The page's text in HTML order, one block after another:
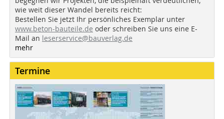
wie weit dieser Wandel bereits reicht:
Bestellen Sie jetzt Ihr persönliches Exemplar unter
www.beton-bauteile.de oder schreiben Sie uns eine E-
Mail an leserservice@bauverlag.de
mehr
Termine